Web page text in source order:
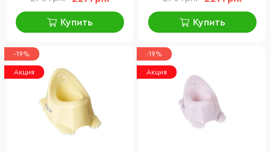
Купить Купить
-19%
Акция
-19%
Акция